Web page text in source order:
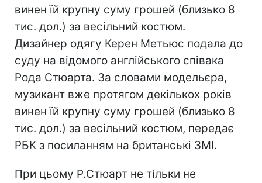
винен їй крупну суму грошей (близько 8
тис. дол.) за весільний костюм.
Дизайнер одягу Керен Метьюс подала до
суду на відомого англійського співака
Рода Стюарта. За словами модельєра,
музикант вже протягом декількох років
винен їй крупну суму грошей (близько 8
тис. дол.) за весільний костюм, передає
РБК з посиланням на британські ЗМІ.
При цьому Р.Стюарт не тільки не